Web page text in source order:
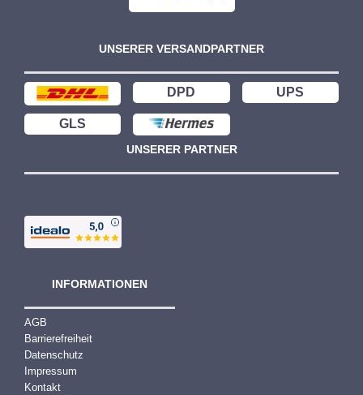
UNSERER VERSANDPARTNER
DPD UPS
GLS
UNSERER PARTNER
INFORMATIONEN
AGB
Barrierefreiheit
Datenschutz
Impressum
Kontakt